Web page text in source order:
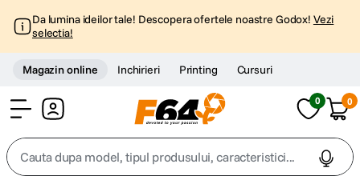
Da lumina ideilor tale! Descopera ofertele noastre Godox! Vezi
selectia!
Magazin online Inchirieri Printing Cursuri
0 0
Cauta dupa model, tipul produsului, caracteristici...